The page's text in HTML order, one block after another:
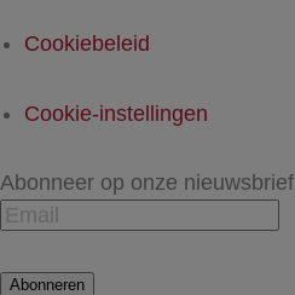
Cookiebeleid
Cookie-instellingen
Abonneer op onze nieuwsbrief
Abonneren